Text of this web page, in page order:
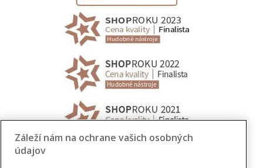
Záleží nám na ochrane vašich osobných
údajov